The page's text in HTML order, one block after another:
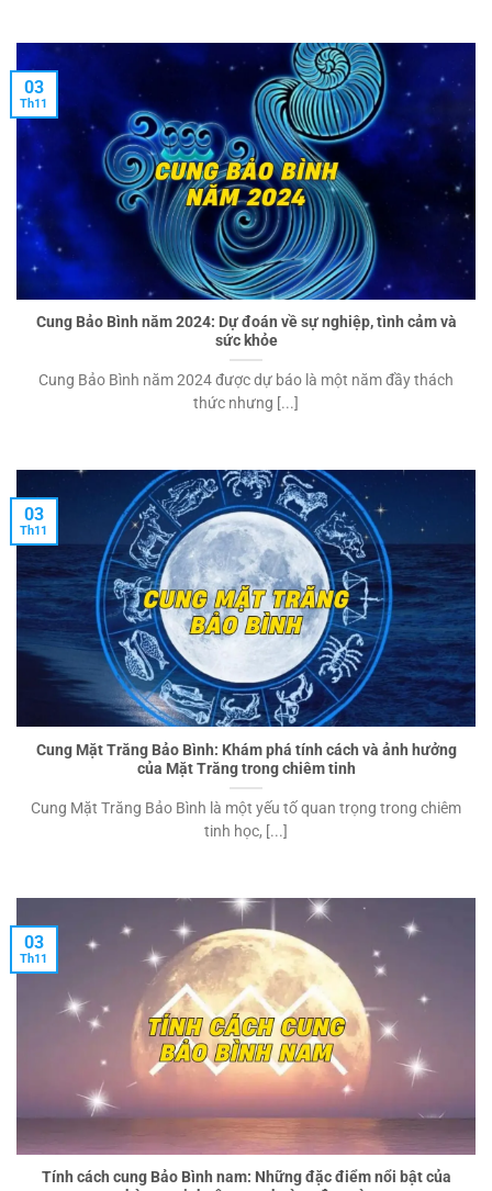
Cung Bảo Bình năm 2024: Dự đoán về sự nghiệp, tình cảm và
sức khỏe
Cung Bảo Bình năm 2024 được dự báo là một năm đầy thách
thức nhưng [...]
03
Th11
Cung Mặt Trăng Bảo Bình: Khám phá tính cách và ảnh hưởng
của Mặt Trăng trong chiêm tinh
Cung Mặt Trăng Bảo Bình là một yếu tố quan trọng trong chiêm
tinh học, [...]
03
Th11
Tính cách cung Bảo Bình nam: Những đặc điểm nổi bật của
03
Th11